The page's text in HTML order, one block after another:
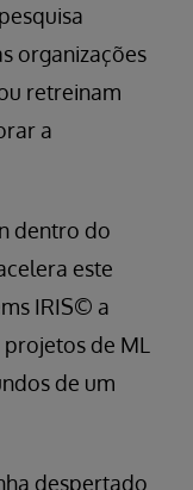
organizações
retreinam
a
dentro do
este
IRIS© a
de ML
de um
despertado